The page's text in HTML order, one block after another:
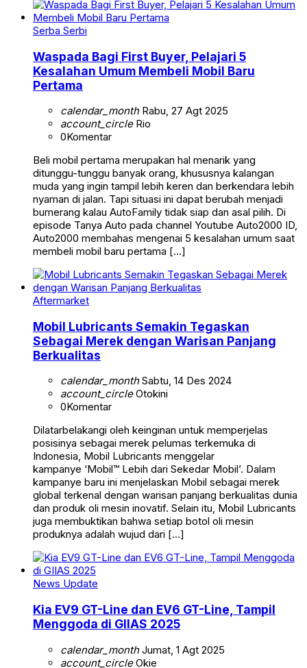
Serba Serbi
Waspada Bagi First Buyer, Pelajari 5
Kesalahan Umum Membeli Mobil Baru
Pertama
calendar_monthRabu, 27 Agt 2025
account_circleRio
0Komentar
Beli mobil pertama merupakan hal menarik yang
ditunggu-tunggu banyak orang, khususnya kalangan
muda yang ingin tampil lebih keren dan berkendara lebih
nyaman di jalan. Tapi situasi ini dapat berubah menjadi
bumerang kalau AutoFamily tidak siap dan asal pilih. Di
episode Tanya Auto pada channel Youtube Auto2000 ID,
Auto2000 membahas mengenai 5 kesalahan umum saat
membeli mobil baru pertama […]
Aftermarket
Mobil Lubricants Semakin Tegaskan
Sebagai Merek dengan Warisan Panjang
Berkualitas
calendar_monthSabtu, 14 Des 2024
account_circleOtokini
0Komentar
Dilatarbelakangi oleh keinginan untuk memperjelas
posisinya sebagai merek pelumas terkemuka di
Indonesia, Mobil Lubricants menggelar
kampanye ‘Mobil™ Lebih dari Sekedar Mobil’. Dalam
kampanye baru ini menjelaskan Mobil sebagai merek
global terkenal dengan warisan panjang berkualitas dunia
dan produk oli mesin inovatif. Selain itu, Mobil Lubricants
juga membuktikan bahwa setiap botol oli mesin
produknya adalah wujud dari […]
News Update
Kia EV9 GT-Line dan EV6 GT-Line, Tampil
Menggoda di GIIAS 2025
calendar_monthJumat, 1 Agt 2025
account_circleOkie